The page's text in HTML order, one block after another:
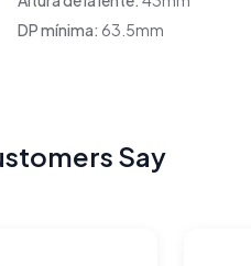
DP mínima: 63.5mm
Say